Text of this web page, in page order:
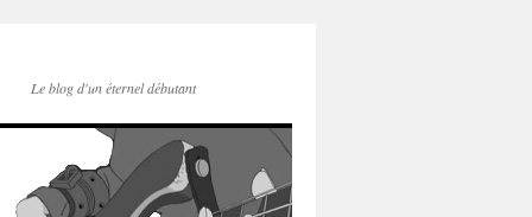
Le blog d'un éternel débutant